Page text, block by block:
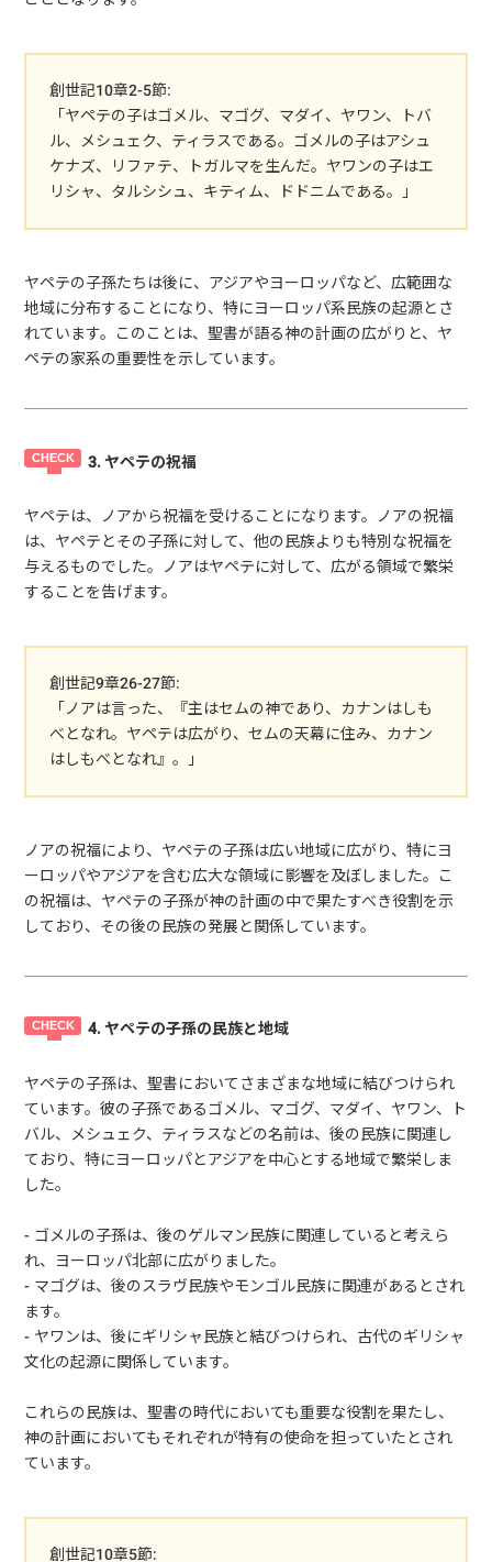
創世記10章2-5節:
「ヤペテの子はゴメル、マゴグ、マダイ、ヤワン、トバ
ル、メシュェク、ティラスである。ゴメルの子はアシュ
ケナズ、リファテ、トガルマを生んだ。ヤワンの子はエ
リシャ、タルシシュ、キティム、ドドニムである。」
ヤペテの子孫たちは後に、アジアやヨーロッパなど、広範囲な
地域に分布することになり、特にヨーロッパ系民族の起源とさ
れています。このことは、聖書が語る神の計画の広がりと、ヤ
ペテの家系の重要性を示しています。
3. ヤペテの祝福
ヤペテは、ノアから祝福を受けることになります。ノアの祝福
は、ヤペテとその子孫に対して、他の民族よりも特別な祝福を
与えるものでした。ノアはヤペテに対して、広がる領域で繁栄
することを告げます。
創世記9章26-27節:
「ノアは言った、『主はセムの神であり、カナンはしも
べとなれ。ヤペテは広がり、セムの天幕に住み、カナン
はしもべとなれ』。」
ノアの祝福により、ヤペテの子孫は広い地域に広がり、特にヨ
ーロッパやアジアを含む広大な領域に影響を及ぼしました。こ
の祝福は、ヤペテの子孫が神の計画の中で果たすべき役割を示
しており、その後の民族の発展と関係しています。
4. ヤペテの子孫の民族と地域
ヤペテの子孫は、聖書においてさまざまな地域に結びつけられ
ています。彼の子孫であるゴメル、マゴグ、マダイ、ヤワン、ト
バル、メシュェク、ティラスなどの名前は、後の民族に関連し
ており、特にヨーロッパとアジアを中心とする地域で繁栄しま
した。
- ゴメルの子孫は、後のゲルマン民族に関連していると考えら
れ、ヨーロッパ北部に広がりました。
- マゴグは、後のスラヴ民族やモンゴル民族に関連があるとされ
ます。
- ヤワンは、後にギリシャ民族と結びつけられ、古代のギリシャ
文化の起源に関係しています。
これらの民族は、聖書の時代においても重要な役割を果たし、
神の計画においてもそれぞれが特有の使命を担っていたとされ
ています。
創世記10章5節: